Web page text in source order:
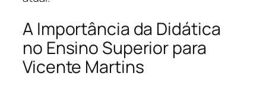
A Importância da Didática
no Ensino Superior para
Vicente Martins